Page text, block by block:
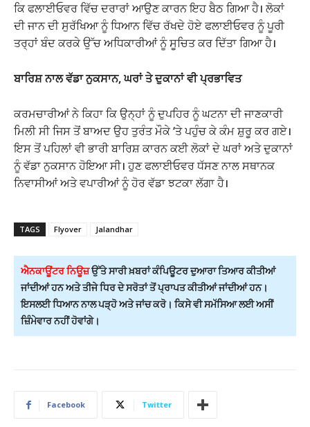
ਕਿ ਫਲਾਈਓਵਰ ਵਿੱਚ ਦਰਾਰਾਂ ਆਉਣ ਕਾਰਨ ਇਹ ਬੈਠ ਗਿਆ ਹੈ। ਲੋਕਾਂ
ਦੀ ਜਾਨ ਦੀ ਸੁਰੱਖਿਆ ਨੂੰ ਧਿਆਨ ਵਿੱਚ ਰੱਖਦੇ ਹੋਏ ਫਲਾਈਓਵਰ ਨੂੰ ਪੂਰੀ
ਤਰ੍ਹਾਂ ਬੰਦ ਕਰਕੇ ਉੱਚ ਅਧਿਕਾਰੀਆਂ ਨੂੰ ਸੂਚਿਤ ਕਰ ਦਿੱਤਾ ਗਿਆ ਹੈ।
ਬਾਰਿਸ਼ ਨਾਲ ਵੱਡਾ ਨੁਕਸਾਨ, ਘਰਾਂ ਤੇ ਦੁਕਾਨਾਂ ਵੀ ਪ੍ਰਭਾਵਿਤ
ਕਰਮਚਾਰੀਆਂ ਨੇ ਕਿਹਾ ਕਿ ਉਨ੍ਹਾਂ ਨੂੰ ਦੁਪਹਿਰ ਨੂੰ ਘਟਨਾ ਦੀ ਜਾਣਕਾਰੀ
ਮਿਲੀ ਸੀ ਜਿਸ ਤੋਂ ਬਾਅਦ ਉਹ ਤੁਰੰਤ ਮੌਕੇ ‘ਤੇ ਪਹੁੰਚ ਕੇ ਕੰਮ ਸ਼ੁਰੂ ਕਰ ਗਏ।
ਇਸ ਤੋਂ ਪਹਿਲਾਂ ਵੀ ਭਾਰੀ ਬਾਰਿਸ਼ ਕਾਰਨ ਕਈ ਲੋਕਾਂ ਦੇ ਘਰਾਂ ਅਤੇ ਦੁਕਾਨਾਂ
ਨੂੰ ਵੱਡਾ ਨੁਕਸਾਨ ਹੋਇਆ ਸੀ। ਹੁਣ ਫਲਾਈਓਵਰ ਧੱਸਣ ਨਾਲ ਸਥਾਨਕ
ਨਿਵਾਸੀਆਂ ਅਤੇ ਵਪਾਰੀਆਂ ਨੂੰ ਹੋਰ ਵੱਡਾ ਝਟਕਾ ਲੱਗਾ ਹੈ।
TAGS Flyover Jalandhar
ਐਨਕਾਊਂਟਰ ਨਿਊਜ਼ਉੱਤੇ ਸਾਰੀ ਖ਼ਬਰਾਂ ਕੰਪਿਊਟਰ ਦੁਆਰਾ ਤਿਆਰ ਕੀਤੀਆਂ
ਜਾਂਦੀਆਂ ਹਨ ਅਤੇ ਤੀਜੇ ਧਿਰ ਦੇ ਸਰੋਤਾਂ ਤੋਂ ਪ੍ਰਾਪਤ ਕੀਤੀਆਂ ਜਾਂਦੀਆਂ ਹਨ।
ਇਸਲਈ ਧਿਆਨ ਨਾਲ ਪੜ੍ਹੋ ਅਤੇ ਜਾਂਚ ਕਰੋ। ਕਿਸੇ ਵੀ ਸਮੱਸਿਆ ਲਈ ਅਸੀਂ
ਜ਼ਿੰਮੇਵਾਰ ਨਹੀਂ ਹੋਵਾਂਗੇ।
Facebook Twitter